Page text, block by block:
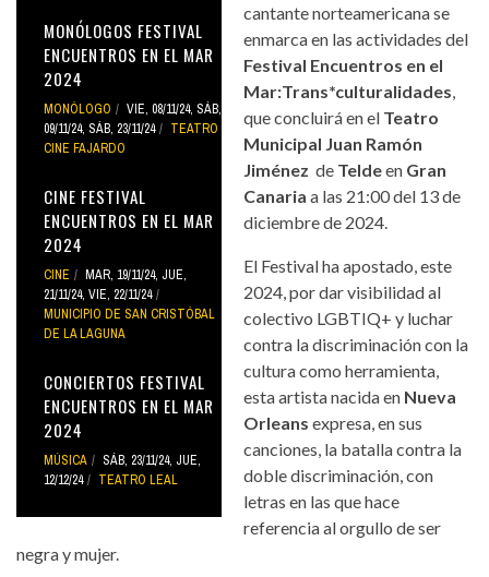
MONÓLOGOS FESTIVAL
ENCUENTROS EN EL MAR
2024
MONÓLOGO VIE, 08/11/24, SÁB,
09/11/24, SÁB, 23/11/24
TEATRO
CINE FAJARDO
CINE FESTIVAL
ENCUENTROS EN EL MAR
2024
CINE MAR, 19/11/24, JUE,
21/11/24, VIE, 22/11/24
MUNICIPIO DE SAN CRISTÓBAL
DE LA LAGUNA
CONCIERTOS FESTIVAL
ENCUENTROS EN EL MAR
2024
MÚSICA SÁB, 23/11/24, JUE,
12/12/24
TEATRO LEAL
cantante norteamericana se
enmarca en las actividades del
Festival Encuentros en el
Mar:Trans*culturalidades
que concluirá en el Teatro
Municipal Juan Ramón
Jiménez de Teldeen Gran
Canaria a las 21:00 del 13 de
diciembre de 2024.
El Festival ha apostado, este
2024, por dar visibilidad al
colectivo LGBTIQ+ y luchar
contra la discriminación con la
cultura como herramienta,
esta artista nacida en Nueva
Orleans expresa, en sus
canciones, la batalla contra la
doble discriminación, con
letras en las que hace
referencia al orgullo de ser
negra y mujer.